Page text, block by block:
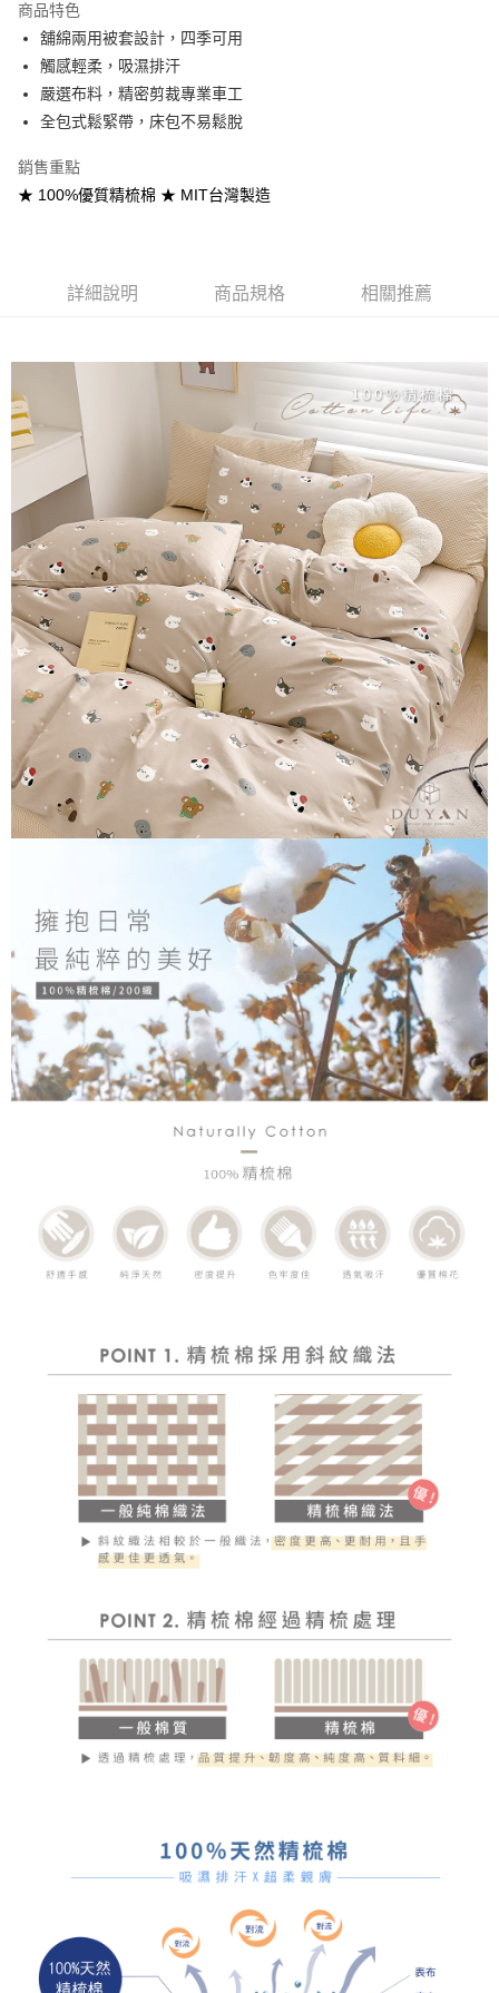
合作金庫商業銀行
華南商業銀行
上海商業儲蓄銀行
國泰世華商業銀行
臺灣中小企業銀行
聯邦商業銀行
元大商業銀行
超商取貨付款
LINE Pay
Apple Pay
Google Pay
相關說明
2.付款方式選擇「大哥付你分期」，訂單成立後會自動跳轉到大哥付的交易
流程，驗證手機門號後，選擇欲分期的期數、繳款截止日，確認付款後即完
成交易。
3.實際核准額度、可分期數及費用金額請依後續交易確認頁面所載為準。
4.訂單成立30分鐘內，如未前往確認交易或遇審核未通過，訂單將自動取
消。如遇「轉專審核」未通過狀況，表示未達大哥付你分期系統評分，恕無
法說明評估內容。
【繳款方式說明】
1.分期款項不併入電信帳單，「大哥付你分期」於每月結算日後寄送繳費提
醒簡訊。
2.透過簡訊連結打開帳單後，可選擇「超商條碼／台灣大直營門市／銀行轉
帳／街口支付／iPASS MONEY」等通路繳費。
【注意事項】
1.本服務係由「台灣大哥大股份有限公司」（以下簡稱本公司）所提供，讓
用戶於交易時，得透過本服務購買商品或服務，並由商店將買賣／分期付款
買賣價金債權讓與本公司後，依約使用本公司帳單繳交帳款。
2.基於同意付款使用「大哥付你分期」之契約關係目的，商店將以您的個人
資料（包含姓名、電話或地址）提供予台灣大哥大進項蒐集、處理及利用，
由本公司與您本人進行分期帳單所需資料之確認、核對及更正。
3.完整用戶服務條款，請詳閱以下連結：
https://oppay.tw/userRule
相關說明
【關於「AFTEE先享後付」】
AFTEE先享後付是「在收到商品之後才付款」的支付方式。 讓您購物簡單
便利好安心！
１．簡單：不需註冊會員、不需綁卡、不需儲值。
２．便利：只要手機號碼，簡訊認證，即可結帳。
３．安心：先確認商品／服務後，再付款。
【「AFTEE先享後付」結帳流程】
１．於結帳方式選擇「AFTEE先享後付」後，將跳轉至「AFTEE先享後付」
結帳頁面，進行簡訊認證並確認金額後，即可完成結帳。
２．訂單成立數日內，您將收到繳費通知簡訊。
３．收到繳費通知簡訊後14天內，點擊此簡訊中的連結，可透過四大超商／
ATM／網路銀行／等多元方式進行付款，方視為交易完成。
※ 請注意：結帳手續完成當下不需立刻繳費，但若您需要取消訂單，請聯絡
購買商品的店家。未經商家同意取消之訂單仍視為有效，需透過AFTEE先享
後付繳納相關費用。
※ 交易是否成功請以「AFTEE先享後付 」之結帳頁面顯示為準，若有關於
是否繳費成功／繳費後需取消欲退款等相關疑問，請聯繫「AFTEE先享後付
客戶支援中心」
https://netprotections.freshdesk.com/support/home
【注意事項】
１．透過由恩沛科技股份有限公司提供之「AFTEE先享後付」服務完成之交
易，需依本服務之必要範圍內提供個人資料，並將交易相關給付款項請求債
２．關於個人資料處理事宜，請瀏覽以下網址：
３．未成年的使用者請事先徵得法定代理人或監護人之同意方可使用
「AFTEE先享後付」，若未經同意申辦者引起之損失，本公司不負相關責
任。
４．使用「AFTEE先享後付」時，將依據個別帳號之用戶狀況，依本公司即
時審查核予不同之上限額度；若仍有額度不足之情形，本公司將視審查結果
請求用戶進行身份認證。
５．嚴禁一人註冊多個帳號或使用他人資訊註冊。若發現惡意使用之情形，
恩沛科技股份有限公司將有權停止該用戶之使用額度並採取法律行動。
Hami Point
相關說明
「Hami Point」為中華電信所提供之點數服務，可於會員專區綁定中華電信
會員帳號後，即可在購物車使用 Hami Point 折抵消費金額 (1點等於1元)。
ATM付款
運送方式
全家取貨付款
每筆NT$60，滿NT$699(含以上)免運費
付款後全家取貨
每筆NT$60，滿NT$699(含以上)免運費
7-11取貨付款
每筆NT$60，滿NT$999(含以上)免運費
付款後7-11取貨
每筆NT$60，滿NT$999(含以上)免運費
每筆NT$80，滿NT$999(含以上)免運費
商品特色
舖綿兩用被套設計，四季可用
觸感輕柔，吸濕排汗
嚴選布料，精密剪裁專業車工
全包式鬆緊帶，床包不易鬆脫
銷售重點
★ 100%優質精梳棉 ★ MIT台灣製造
詳細說明 商品規格 相關推薦